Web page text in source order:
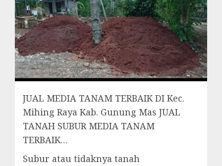
JUAL MEDIA TANAM TERBAIK DI Kec.
Mihing Raya Kab. Gunung Mas JUAL
TANAH SUBUR MEDIA TANAM
TERBAIK…
Subur atau tidaknya tanah